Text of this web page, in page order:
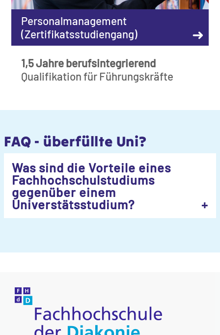
Personalmanagement
(Zertifikatsstudiengang)
➜
1,5 Jahre berufsintegrierend
Qualifikation für Führungskräfte
FAQ - überfüllte Uni?
Was sind die Vorteile eines
Fachhochschulstudiums
gegenüber einem
Universtätsstudium?